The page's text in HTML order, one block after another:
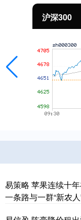
北证50
易策略 苹果连续十
一条路与一群“新农人